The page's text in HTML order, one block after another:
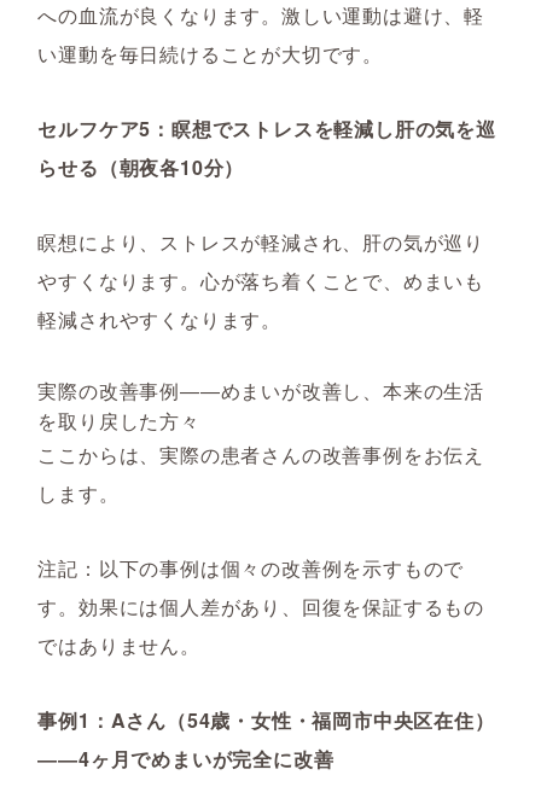
への血流が良くなります。激しい運動は避け、軽
い運動を毎日続けることが大切です。
セルフケア5：瞑想でストレスを軽減し肝の気を巡
らせる（朝夜各10分）
瞑想により、ストレスが軽減され、肝の気が巡り
やすくなります。心が落ち着くことで、めまいも
軽減されやすくなります。
実際の改善事例――めまいが改善し、本来の生活
を取り戻した方々
ここからは、実際の患者さんの改善事例をお伝え
します。
注記：以下の事例は個々の改善例を示すもので
す。効果には個人差があり、回復を保証するもの
ではありません。
事例1：Aさん（54歳・女性・福岡市中央区在住）
――4ヶ月でめまいが完全に改善